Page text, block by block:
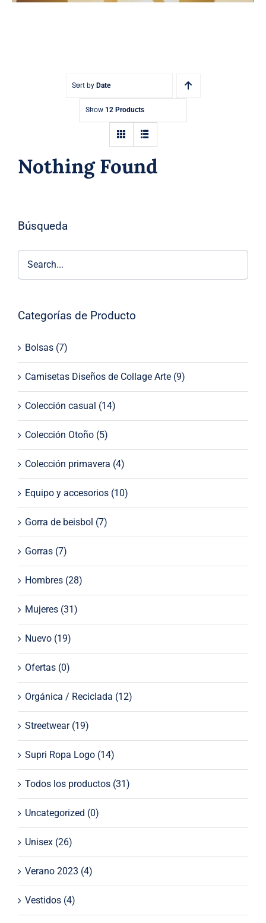
Sort by Date
Show 12 Products
Nothing Found
Búsqueda
Categorías de Producto
Bolsas (7)
Camisetas Diseños de Collage Arte (9)
Colección casual (14)
Colección Otoño (5)
Colección primavera (4)
Equipo y accesorios (10)
Gorra de beisbol (7)
Gorras (7)
Hombres (28)
Mujeres (31)
Nuevo (19)
Ofertas (0)
Orgánica / Reciclada (12)
Streetwear (19)
Supri Ropa Logo (14)
Todos los productos (31)
Uncategorized (0)
Unisex (26)
Verano 2023 (4)
Vestidos (4)